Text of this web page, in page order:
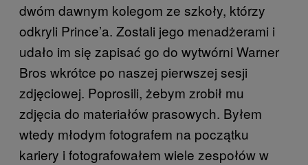
dwóm dawnym kolegom ze szkoły, którzy
odkryli Prince’a. Zostali jego menadżerami i
udało im się zapisać go do wytwórni Warner
Bros wkrótce po naszej pierwszej sesji
zdjęciowej. Poprosili, żebym zrobił mu
zdjęcia do materiałów prasowych. Byłem
wtedy młodym fotografem na początku
kariery i fotografowałem wiele zespołów w